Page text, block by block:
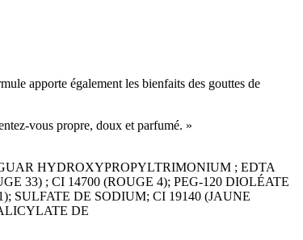
apporte également les bienfaits des gouttes de
vous propre, doux et parfumé. »
HYDROXYPROPYLTRIMONIUM ; EDTA
33) ; CI 14700 (ROUGE 4); PEG-120 DIOLÉATE
SULFATE DE SODIUM; CI 19140 (JAUNE
DE